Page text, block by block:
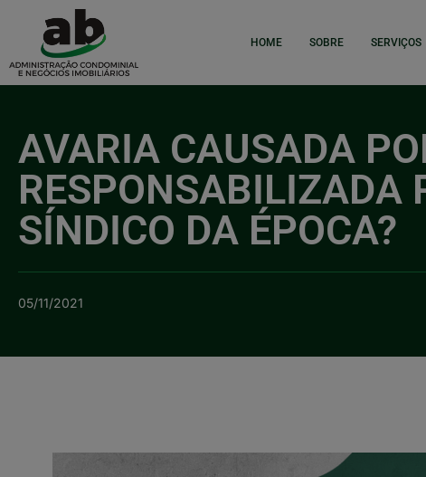
HOME SOBRE SERVIÇOS
AVARIA CAUSADA
RESPONSABILIZADA
SÍNDICO DA ÉPOCA?
05/11/2021